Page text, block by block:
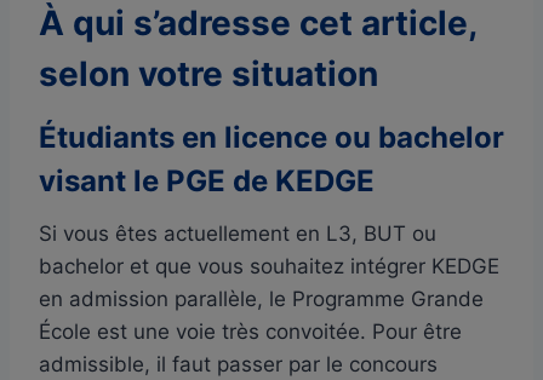
À qui s’adresse cet article,
selon votre situation
Étudiants en licence ou bachelor
visant le PGE de KEDGE
Si vous êtes actuellement en L3, BUT ou
bachelor et que vous souhaitez intégrer KEDGE
en admission parallèle, le Programme Grande
École est une voie très convoitée. Pour être
admissible, il faut passer par le concours